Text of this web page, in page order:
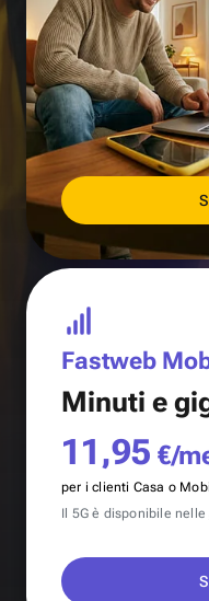
Fastweb
Minuti e
11,95 €/
per i clienti Casa o
Il 5G è disponibile nelle